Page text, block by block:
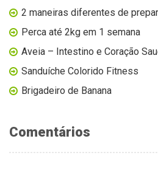
2 maneiras diferentes de
Perca até 2kg em 1 semana
Aveia – Intestino e Coração
Sanduíche Colorido Fitness
Brigadeiro de Banana
Comentários